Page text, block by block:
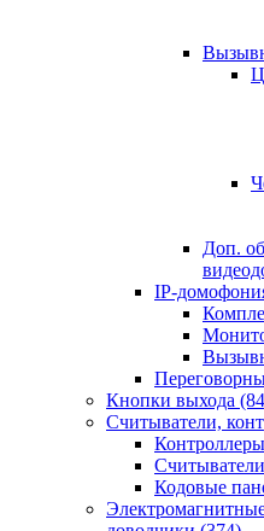
Доп.
IP-
Кнопки выхода
Считыватели,
Контроллеры
Кодовые